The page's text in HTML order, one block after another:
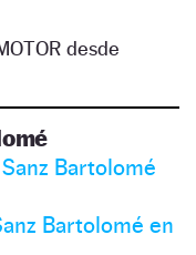
desde
Bartolomé
Bartolomé en